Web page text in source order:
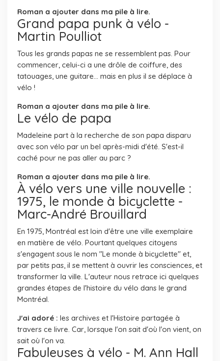
Roman a ajouter dans ma pile à lire.
Grand papa punk à vélo -
Martin Poulliot
Tous les grands papas ne se ressemblent pas. Pour
commencer, celui-ci a une drôle de coiffure, des
tatouages, une guitare... mais en plus il se déplace à
vélo !
Roman a ajouter dans ma pile à lire.
Le vélo de papa
Madeleine part à la recherche de son papa disparu
avec son vélo par un bel après-midi d'été. S'est-il
caché pour ne pas aller au parc ?
Roman a ajouter dans ma pile à lire.
À vélo vers une ville nouvelle :
1975, le monde à bicyclette -
Marc-André Brouillard
En 1975, Montréal est loin d'être une ville exemplaire
en matière de vélo. Pourtant quelques citoyens
s'engagent sous le nom "Le monde à bicyclette" et,
par petits pas, il se mettent à ouvrir les consciences, et
transformer la ville. L'auteur nous retrace ici quelques
grandes étapes de l'histoire du vélo dans le grand
Montréal.
J'ai adoré : les archives et l'Histoire partagée à
travers ce livre. Car, lorsque l'on sait d'où l'on vient, on
sait où l'on va.
Fabuleuses à vélo - M. Ann Hall